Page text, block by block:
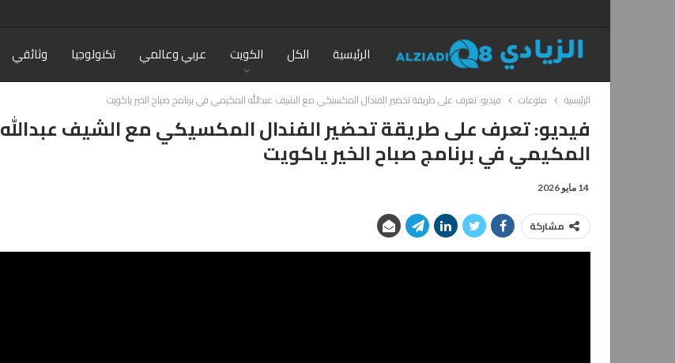
الرئيسية الكل الكويت عربي وعالمي تكنولوجيا وثائقي
الرئيسية منوعات فيديو: تعرف على طريقة تحضير الفندال المكسيكي مع الشيف عبدالله المكيمي في برنامج صباح الخير ياكويت
فيديو: تعرف على طريقة تحضير الفندال المكسيكي مع الشيف عبدالله
المكيمي في برنامج صباح الخير ياكويت
14 مايو 2026
مشاركة